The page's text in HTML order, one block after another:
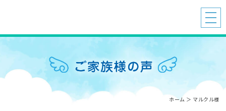
ホーム ＞ マルクル様